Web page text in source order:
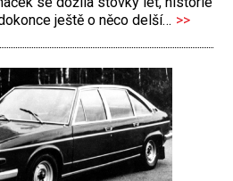
ještě o něco delší… >>